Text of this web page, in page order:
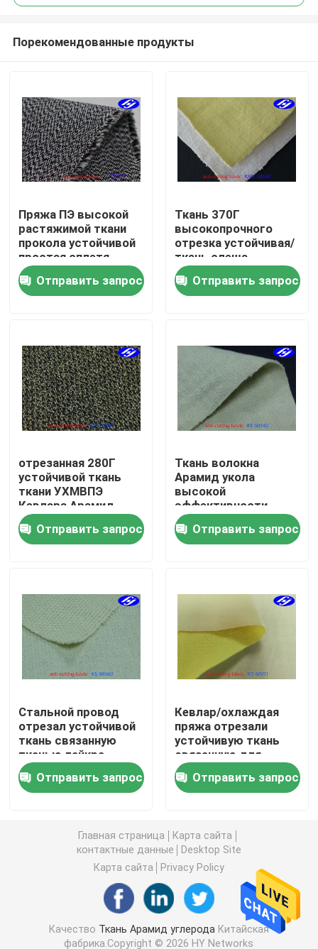
Главная страница
Продукция
О Компании
Наша фабрика
контактные данные
Новости
Ткань Арамид углерода
Ткань волокна углерода
Ткань волокна Aramid
Ткань УХМВПЭ
Отрежьте устойчивую ткань
анти-статические ткань
Композиционный материал углерода
Порекомендованные продукты
Пряжа ПЭ высокой
растяжимой ткани
прокола устойчивой
простая сплетя
составная с
отрезанным уровнем
Отправить запрос
Ткань 370Г
высокопрочного
отрезка устойчивая/
ткань слеша
блокировки
Абрадабилиты
устойчивая
Отправить запрос
отрезанная 280Г
устойчивой ткань
ткани УХМВПЭ
Кевлара Арамид
ткани связанная
смесью
Отправить запрос
Ткань волокна
Арамид укола
высокой
эффективности
устойчивой
связанная тканью с
стальным проводом
Отправить запрос
Стальной провод
отрезал устойчивой
ткань связанную
тканью лайкра
Арамид СС для
предохранительных
устройств
Отправить запрос
Кевлар/охлаждая
пряжа отрезали
устойчивую ткань
связанную для
Интерлининг куртки
Мотосикле
Отправить запрос
Главная страница
Карта сайта
контактные данные
Desktop Site
Карта сайта
Privacy Policy
Качество Ткань Арамид углерода Китайская
фабрика.Copyright © 2026 HY Networks